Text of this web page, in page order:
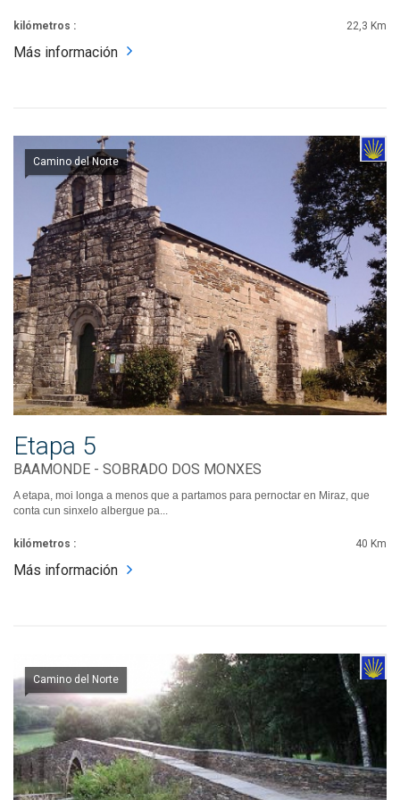
kilómetros : 22,3 Km
Más información
Camino del Norte
Etapa 5
BAAMONDE - SOBRADO DOS MONXES
A etapa, moi longa a menos que a partamos para pernoctar en Miraz, que
conta cun sinxelo albergue pa...
kilómetros : 40 Km
Más información
Camino del Norte